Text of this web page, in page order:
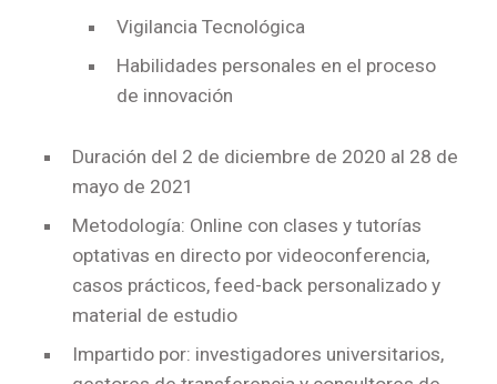
Vigilancia Tecnológica
Habilidades personales en el proceso
de innovación
Duración del 2 de diciembre de 2020 al 28 de
mayo de 2021
Metodología: Online con clases y tutorías
optativas en directo por videoconferencia,
casos prácticos, feed-back personalizado y
material de estudio
Impartido por: investigadores universitarios,